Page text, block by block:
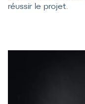
réussir le projet.